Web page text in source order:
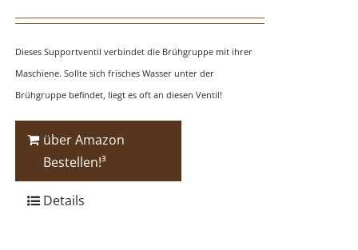
Dieses Supportventil verbindet die Brühgruppe mit ihrer
Maschiene. Sollte sich frisches Wasser unter der
Brühgruppe befindet, liegt es oft an diesen Ventil!
über Amazon
Bestellen!³
Details